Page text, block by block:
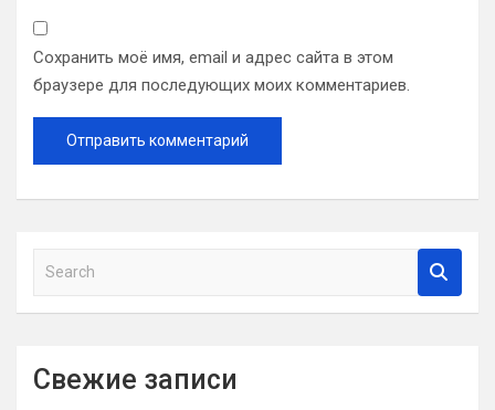
Сохранить моё имя, email и адрес сайта в этом
браузере для последующих моих комментариев.
a
c
Свежие записи